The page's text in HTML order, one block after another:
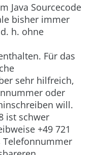
Java Sourcecode
bisher immer
h. ohne
Für das
sehr hilfreich,
oder
will.
ist schwer
+49 721
Telefonnummer